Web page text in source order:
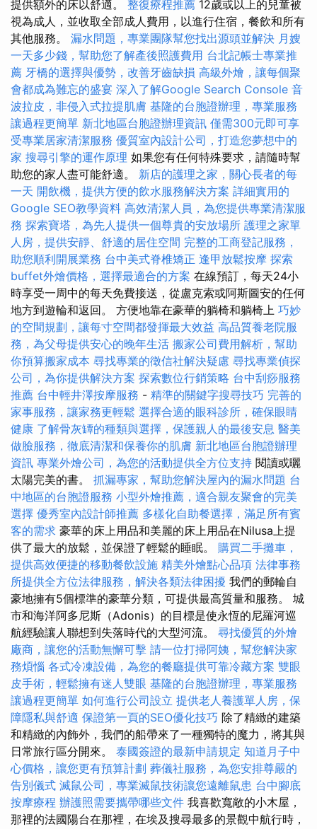
提供額外的床以舒適。 整復療程推薦 12歲或以上的兒童被
視為成人，並收取全部成人費用，以進行住宿，餐飲和所有
其他服務。 漏水問題，專業團隊幫您找出源頭並解決 月嫂
一天多少錢，幫助您了解產後照護費用 台北記帳士專業推
薦 牙橋的選擇與優勢，改善牙齒缺損 高級外燴，讓每個聚
會都成為難忘的盛宴 深入了解Google Search Console 音
波拉皮，非侵入式拉提肌膚 基隆的台胞證辦理，專業服務
讓過程更簡單 新北地區台胞證辦理資訊 僅需300元即可享
受專業居家清潔服務 優質室內設計公司，打造您夢想中的
家 搜尋引擎的運作原理 如果您有任何特殊要求，請隨時幫
助您的家人盡可能舒適。 新店的護理之家，關心長者的每
一天 開飲機，提供方便的飲水服務解決方案 詳細實用的
Google SEO教學資料 高效清潔人員，為您提供專業清潔服
務 探索寶塔，為先人提供一個尊貴的安放場所 護理之家單
人房，提供安靜、舒適的居住空間 完整的工商登記服務，
助您順利開展業務 台中美式脊椎矯正 逢甲放鬆按摩 探索
buffet外燴價格，選擇最適合的方案 在線預訂，每天24小
時享受一周中的每天免費接送，從盧克索或阿斯圖安的任何
地方到遊輪和返回。 方便地靠在豪華的躺椅和躺椅上 巧妙
的空間規劃，讓每寸空間都發揮最大效益 高品質養老院服
務，為父母提供安心的晚年生活 搬家公司費用解析，幫助
你預算搬家成本 尋找專業的徵信社解決疑慮 尋找專業偵探
公司，為你提供解決方案 探索數位行銷策略 台中刮痧服務
推薦 台中輕井澤按摩服務 - 精準的關鍵字搜尋技巧 完善的
家事服務，讓家務更輕鬆 選擇合適的眼科診所，確保眼睛
健康 了解骨灰罈的種類與選擇，保護親人的最後安息 醫美
做臉服務，徹底清潔和保養你的肌膚 新北地區台胞證辦理
資訊 專業外燴公司，為您的活動提供全方位支持 閱讀或曬
太陽完美的書。 抓漏專家，幫助您解決屋內的漏水問題 台
中地區的台胞證服務 小型外燴推薦，適合親友聚會的完美
選擇 優秀室內設計師推薦 多樣化自助餐選擇，滿足所有賓
客的需求 豪華的床上用品和美麗的床上用品在Nilusa上提
供了最大的放鬆，並保證了輕鬆的睡眠。 購買二手攤車，
提供高效便捷的移動餐飲設施 精美外燴點心品項 法律事務
所提供全方位法律服務，解決各類法律困擾 我們的郵輪自
豪地擁有5個標準的豪華分類，可提供最高質量和服務。 城
市和海洋阿多尼斯（Adonis）的目標是使永恆的尼羅河巡
航經驗讓人聯想到失落時代的大型河流。 尋找優質的外燴
廠商，讓您的活動無懈可擊 請一位打掃阿姨，幫您解決家
務煩惱 各式冷凍設備，為您的餐廳提供可靠冷藏方案 雙眼
皮手術，輕鬆擁有迷人雙眼 基隆的台胞證辦理，專業服務
讓過程更簡單 如何進行公司設立 提供老人養護單人房，保
障隱私與舒適 保證第一頁的SEO優化技巧 除了精緻的建築
和精緻的內飾外，我們的船帶來了一種獨特的魔力，將其與
日常旅行區分開來。 泰國簽證的最新申請規定 知道月子中
心價格，讓您更有預算計劃 葬儀社服務，為您安排尊嚴的
告別儀式 滅鼠公司，專業滅鼠技術讓您遠離鼠患 台中腳底
按摩療程 辦護照需要攜帶哪些文件 我喜歡寬敞的小木屋，
那裡的法國陽台在那裡，在埃及搜尋最多的景觀中航行時，